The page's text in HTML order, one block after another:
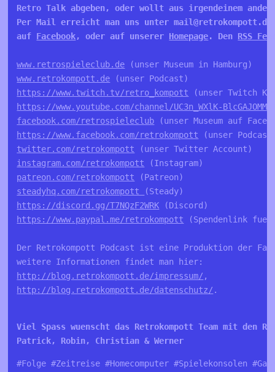
Retro Talk abgeben, oder wollt aus irgendeinem
Per Mail erreicht man uns unter
auf Facebook, oder auf unserer Homepage. Den RSS
www.retrospieleclub.de
www.retrokompott.de
https://www.twitch.tv/retro_kompott
https://www.youtube.com/channel/UC3n_WXlK-
facebook.com/retrospieleclub
https://www.facebook.com/retrokompott
twitter.com/retrokompott
instagram.com/retrokompott
patreon.com/retrokompott
steadyhq.com/retrokompott
https://discord.gg/T7NQzF2WRK
https://www.paypal.me/retrokompott (Spendenlink
Der Retrokompott Podcast ist eine Produktion der
http://blog.retrokompott.de/impressum/
http://blog.retrokompott.de/datenschutz/ .
Viel Spass wuenscht das Retrokompott Team mit den
Patrick, Robin, Christian & Werner
#Folge #Zeitreise #Homecomputer #Spielekonsolen